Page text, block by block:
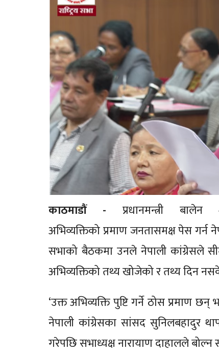
काठमाडौं - प्रधानमन्त्री
अभिव्यक्तिको प्रमाण जनतासमक्ष पेस गर्न
सभाको बैठकमा उनले नेपाली कांग्रेसले
अभिव्यक्तिको तथ्य खोजेको र तथ्य दिन
‘उक्त अभिव्यक्ति पुष्टि गर्ने ठोस प्रमाण
नेपाली कांग्रेसका सांसद सुनिलबहादुर
गरेपछि सभाध्यक्ष नारायाण दाहालले